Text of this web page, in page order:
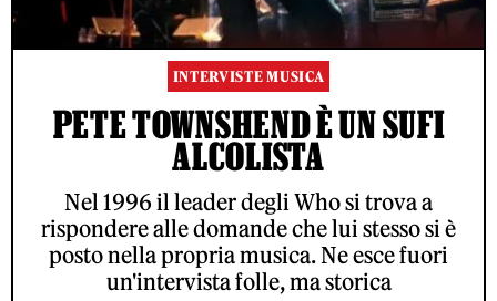
INTERVISTE MUSICA
PETE TOWNSHEND È UN SUFI
ALCOLISTA
Nel 1996 il leader degli Who si trova a
rispondere alle domande che lui stesso si è
posto nella propria musica. Ne esce fuori
un'intervista folle, ma storica